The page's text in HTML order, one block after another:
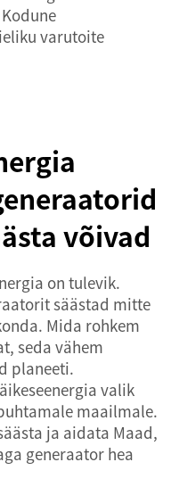
Kodune
varutoite
võivad
on tulevik.
säästad mitte
Mida rohkem
seda vähem
planeeti.
valik
maailmale.
ja aidata Maad,
generaator hea